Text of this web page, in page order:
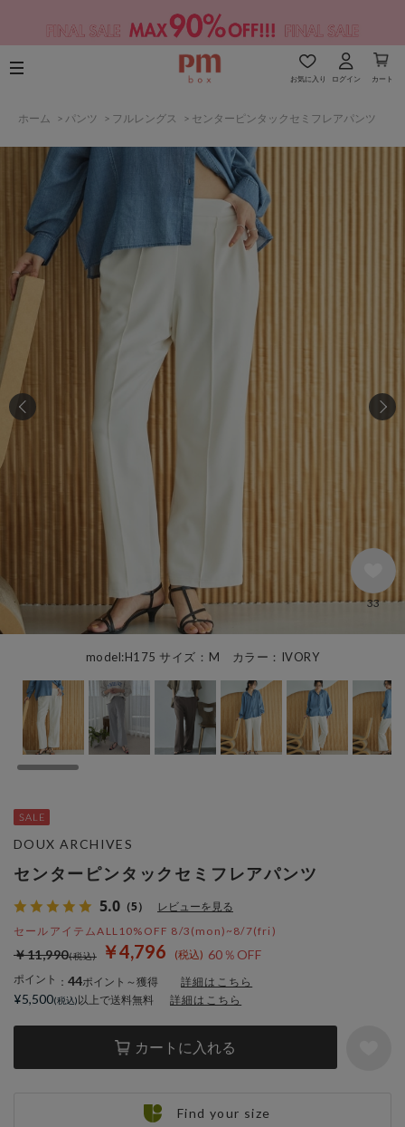
お気に入り ログイン カート
ホーム > パンツ > フルレングス > センターピンタックセミフレアパンツ
model:H175 サイズ：M カラー：IVORY
33
センターピンタックセミフレアパンツ
5.0 （5） レビューを見る
セールアイテムALL10%OFF 8/3(mon)~8/7(fri)
￥4,796 60％OFF
￥11,990
ポイント ： 44ポイント～獲得 詳細はこちら
カートに入れる
DOUX ARCHIVES
¥5,500 以上で送料無料 詳細はこちら
Find your size